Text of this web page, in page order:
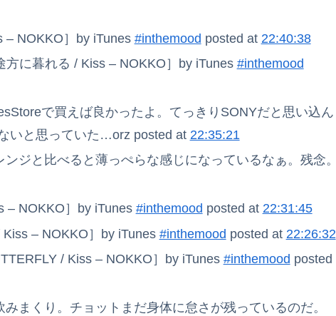
– NOKKO］by iTunes #inthemood posted at 22:40:38
方に暮れる / Kiss – NOKKO］by iTunes #inthemood
で買えば良かったよ。てっきりSONYだと思い込ん
いと思っていた…orz posted at 22:35:21
ジと比べると薄っぺらな感じになっているなぁ。残念。
– NOKKO］by iTunes #inthemood posted at 22:31:45
– NOKKO］by iTunes #inthemood posted at 22:26:32
/ Kiss – NOKKO］by iTunes #inthemood posted
まくり。チョットまだ身体に怠さが残っているのだ。